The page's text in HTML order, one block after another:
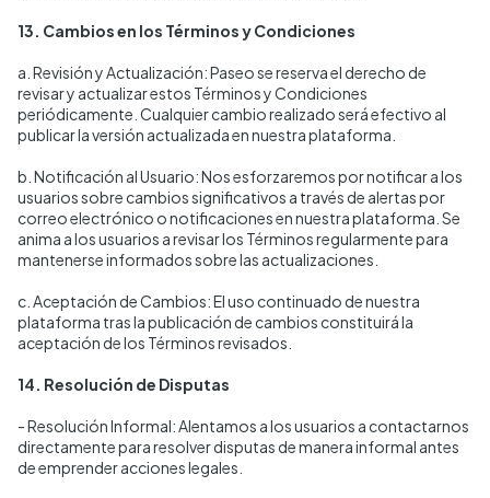
13. Cambios en los Términos y Condiciones
a. Revisión y Actualización: Paseo se reserva el derecho de
revisar y actualizar estos Términos y Condiciones
periódicamente. Cualquier cambio realizado será efectivo al
publicar la versión actualizada en nuestra plataforma.
b. Notificación al Usuario: Nos esforzaremos por notificar a los
usuarios sobre cambios significativos a través de alertas por
correo electrónico o notificaciones en nuestra plataforma. Se
anima a los usuarios a revisar los Términos regularmente para
mantenerse informados sobre las actualizaciones.
c. Aceptación de Cambios: El uso continuado de nuestra
plataforma tras la publicación de cambios constituirá la
aceptación de los Términos revisados.
14. Resolución de Disputas
- Resolución Informal: Alentamos a los usuarios a contactarnos
directamente para resolver disputas de manera informal antes
de emprender acciones legales.